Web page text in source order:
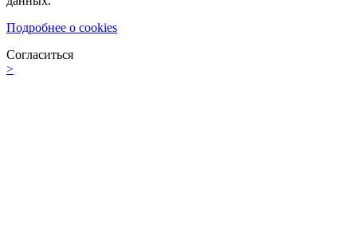
Подробнее о cookies
Согласиться
>